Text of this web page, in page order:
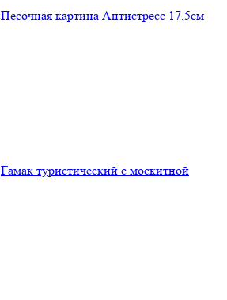
Песочная картина Антистресс 17,5см
Гамак туристический с москитной